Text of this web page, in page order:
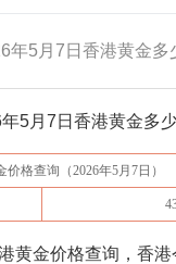
年5月7日香港黄金多
5月7日 香港黄金多
价格查询（2026年5月7日 ）
黄金价格查询，香